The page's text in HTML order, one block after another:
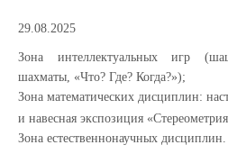
29.08.2025
Зона интеллектуальных игр
шахматы, «Что? Где? Когда?»);
Зона математических дисциплин:
и навесная экспозиция
Зона естественнонаучных дисциплин.